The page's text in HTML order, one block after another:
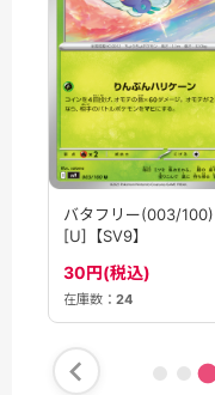
バタフリー(003/100)
[U]【SV9】
30円(税込)
在庫数： 24